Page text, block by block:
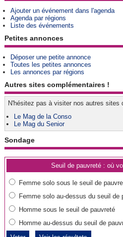
Ajouter un événement dans l'agenda
Agenda par régions
Liste des événements
Petites annonces
Déposer une petite annonce
Toutes les petites annonces
Les annonces par régions
Autres sites complémentaires !
N'hésitez pas à visiter nos autres sites
Le Mag de la Conso
Le Mag du Senior
Sondage
Seuil de pauvreté : où
Femme solo sous le seuil de
Femme solo au-dessus du seuil de
Homme sous le seuil de pauvreté
Homme au-dessus du seuil de